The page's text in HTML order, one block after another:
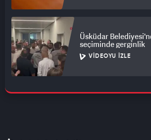
Üsküdar
seçiminde gerginlik
VIDEOYU İZLE